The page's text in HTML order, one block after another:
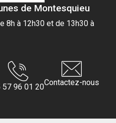
de Montesquieu
8h à 12h30 et de 13h30 à
57 96 01 20Contactez-nous